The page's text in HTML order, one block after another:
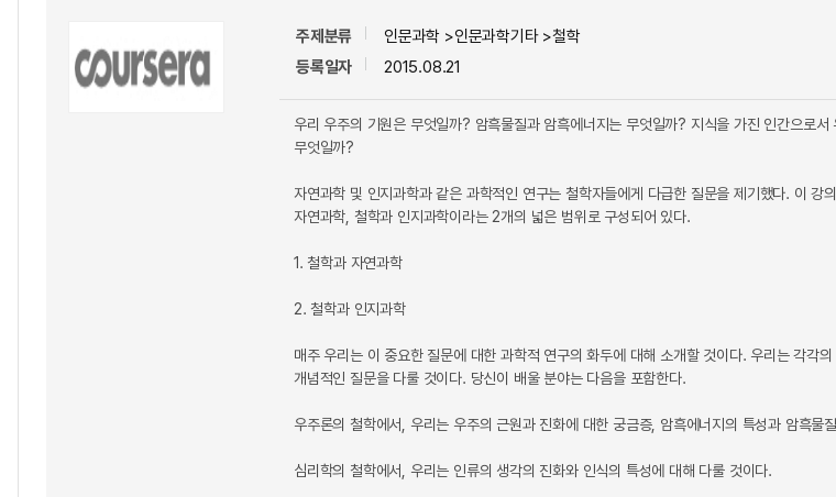
주제분류
인문과학 >인문과학기타 >철학
등록일자
2015.08.21
우리 우주의 기원은 무엇일까? 암흑물질과 암흑에너지는 무엇일까? 지식을 가진 인간으로
무엇일까?
자연과학 및 인지과학과 같은 과학적인 연구는 철학자들에게 다급한 질문을 제기했다. 이
자연과학, 철학과 인지과학이라는 2개의 넓은 범위로 구성되어 있다.
1. 철학과 자연과학
2. 철학과 인지과학
매주 우리는 이 중요한 질문에 대한 과학적 연구의 화두에 대해 소개할 것이다. 우리는 각각
개념적인 질문을 다룰 것이다. 당신이 배울 분야는 다음을 포함한다.
우주론의 철학에서, 우리는 우주의 근원과 진화에 대한 궁금증, 암흑에너지의 특성과 암흑
심리학의 철학에서, 우리는 인류의 생각의 진화와 인식의 특성에 대해 다룰 것이다.